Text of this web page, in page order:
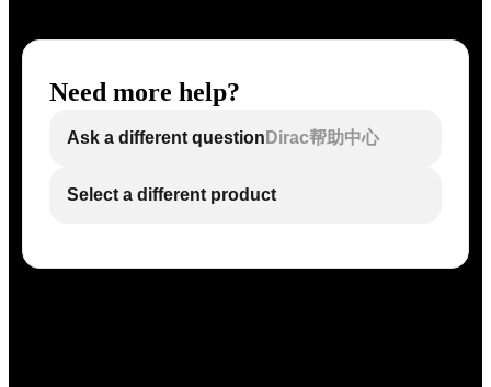
Need more help?
Ask a different question Dirac帮助中心
Select a different product